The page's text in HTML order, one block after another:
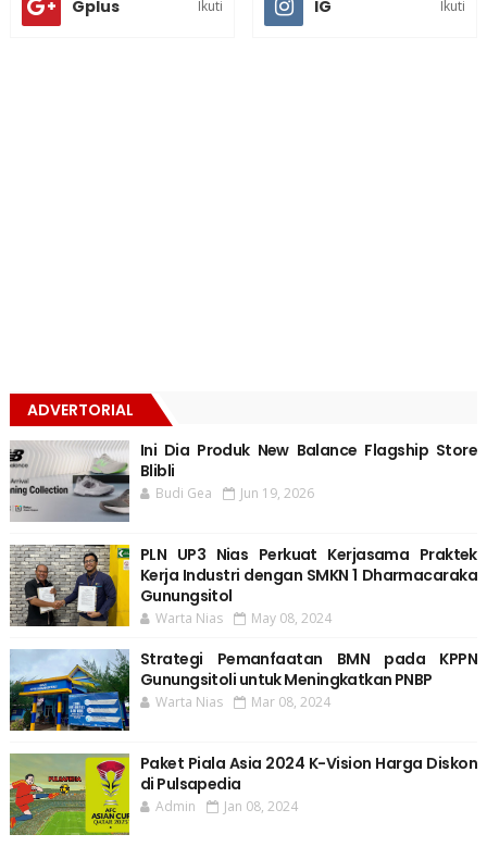
Gplus Ikuti IG Ikuti
ADVERTORIAL
Ini Dia Produk New Balance Flagship Store
Blibli
Budi Gea Jun 19, 2026
PLN UP3 Nias Perkuat Kerjasama Praktek
Kerja Industri dengan SMKN 1 Dharmacaraka
Gunungsitol
Warta Nias May 08, 2024
Strategi Pemanfaatan BMN pada KPPN
Gunungsitoli untuk Meningkatkan PNBP
Warta Nias Mar 08, 2024
Paket Piala Asia 2024 K-Vision Harga Diskon
di Pulsapedia
Admin Jan 08, 2024